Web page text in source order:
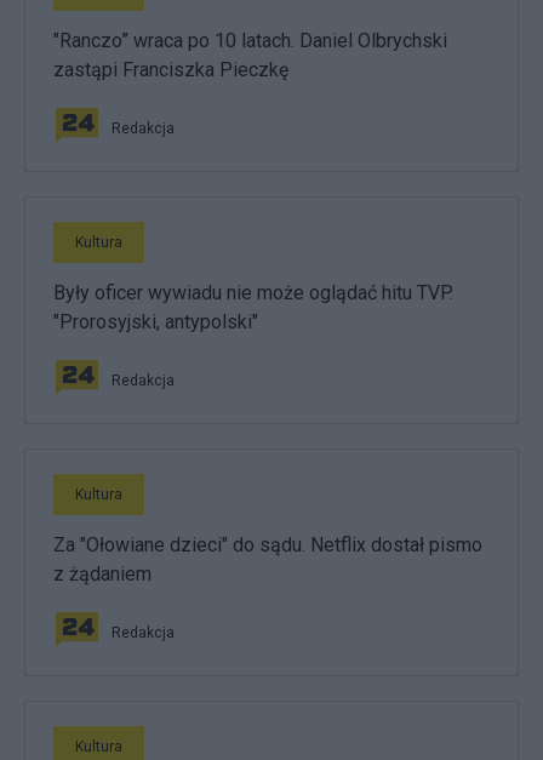
"Ranczo” wraca po 10 latach. Daniel Olbrychski
zastąpi Franciszka Pieczkę
Redakcja
Kultura
Były oficer wywiadu nie może oglądać hitu TVP.
"Prorosyjski, antypolski"
Redakcja
Kultura
Za "Ołowiane dzieci" do sądu. Netflix dostał pismo
z żądaniem
Redakcja
Kultura